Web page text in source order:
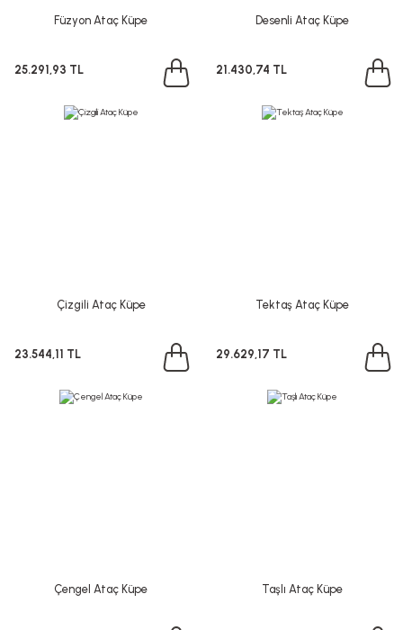
Füzyon Ataç Küpe
25.291,93 TL
Desenli Ataç Küpe
21.430,74 TL
Çizgili Ataç Küpe
23.544,11 TL
Tektaş Ataç Küpe
29.629,17 TL
Çengel Ataç Küpe Taşlı Ataç Küpe